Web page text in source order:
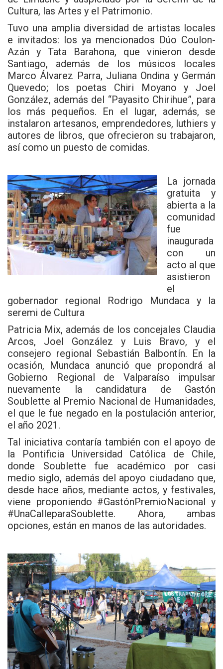
Cultura, las Artes y el Patrimonio.
Tuvo una amplia diversidad de artistas locales
e invitados: los ya mencionados Dúo Coulon-
Azán y Tata Barahona, que vinieron desde
Santiago, además de los músicos locales
Marco Álvarez Parra, Juliana Ondina y Germán
Quevedo; los poetas Chiri Moyano y Joel
González, además del “Payasito Chirihue”, para
los más pequeños. En el lugar, además, se
instalaron artesanos, emprendedores, luthiers y
autores de libros, que ofrecieron su trabajaron,
así como un puesto de comidas.
La jornada
gratuita y
abierta a la
comunidad
fue
inaugurada
con un
acto al que
asistieron
el
gobernador regional Rodrigo Mundaca y la
seremi de Cultura
Patricia Mix, además de los concejales Claudia
Arcos, Joel González y Luis Bravo, y el
consejero regional Sebastián Balbontín. En la
ocasión, Mundaca anunció que propondrá al
Gobierno Regional de Valparaíso impulsar
nuevamente la candidatura de Gastón
Soublette al Premio Nacional de Humanidades,
el que le fue negado en la postulación anterior,
el año 2021.
Tal iniciativa contaría también con el apoyo de
la Pontificia Universidad Católica de Chile,
donde Soublette fue académico por casi
medio siglo, además del apoyo ciudadano que,
desde hace años, mediante actos, y festivales,
viene proponiendo #GastónPremioNacional y
#UnaCalleparaSoublette. Ahora, ambas
opciones, están en manos de las autoridades.